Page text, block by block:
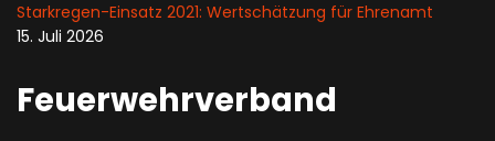
Starkregen-Einsatz 2021: Wertschätzung für Ehrenamt
15. Juli 2026
Feuerwehrverband